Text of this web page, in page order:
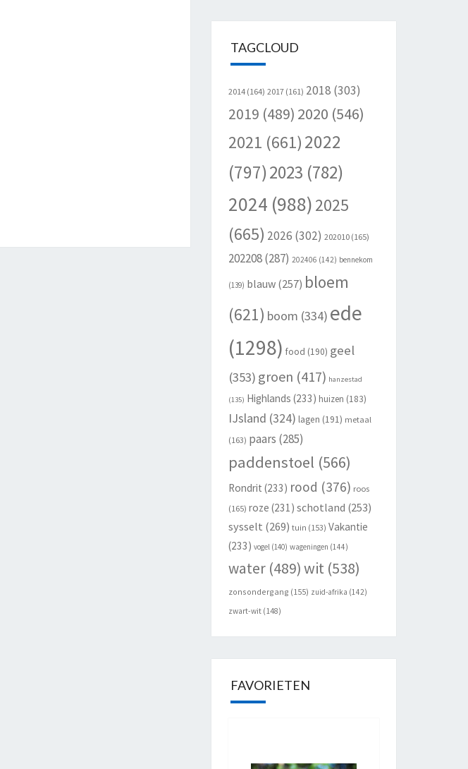
TAGCLOUD
2014(164) 2017(161) 2018 (303)
2019 (489) 2020 (546)
2021 (661) 2022
(797)2023 (782)
2024 (988) 2025
(665) 2026 (302) 202010(165)
202208(287) 202406 (142) bennekom
(139) blauw(257) bloem
(621) boom (334) ede
(1298) food (190) geel
(353) groen (417) hanzestad
(135) Highlands (233) huizen (183)
IJsland (324) lagen (191) metaal
(163) paars (285)
paddenstoel (566)
Rondrit (233) rood (376) roos
(165) roze (231) schotland (253)
sysselt (269) tuin (153) Vakantie
(233) vogel(140) wageningen (144)
water(489)wit (538)
zonsondergang (155) zuid-afrika (142)
zwart-wit(148)
FAVORIETEN